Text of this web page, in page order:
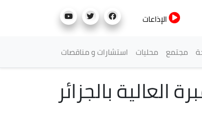
الإذاعات
مجتمع محليات استشارات و مناقصات
بالجزائر